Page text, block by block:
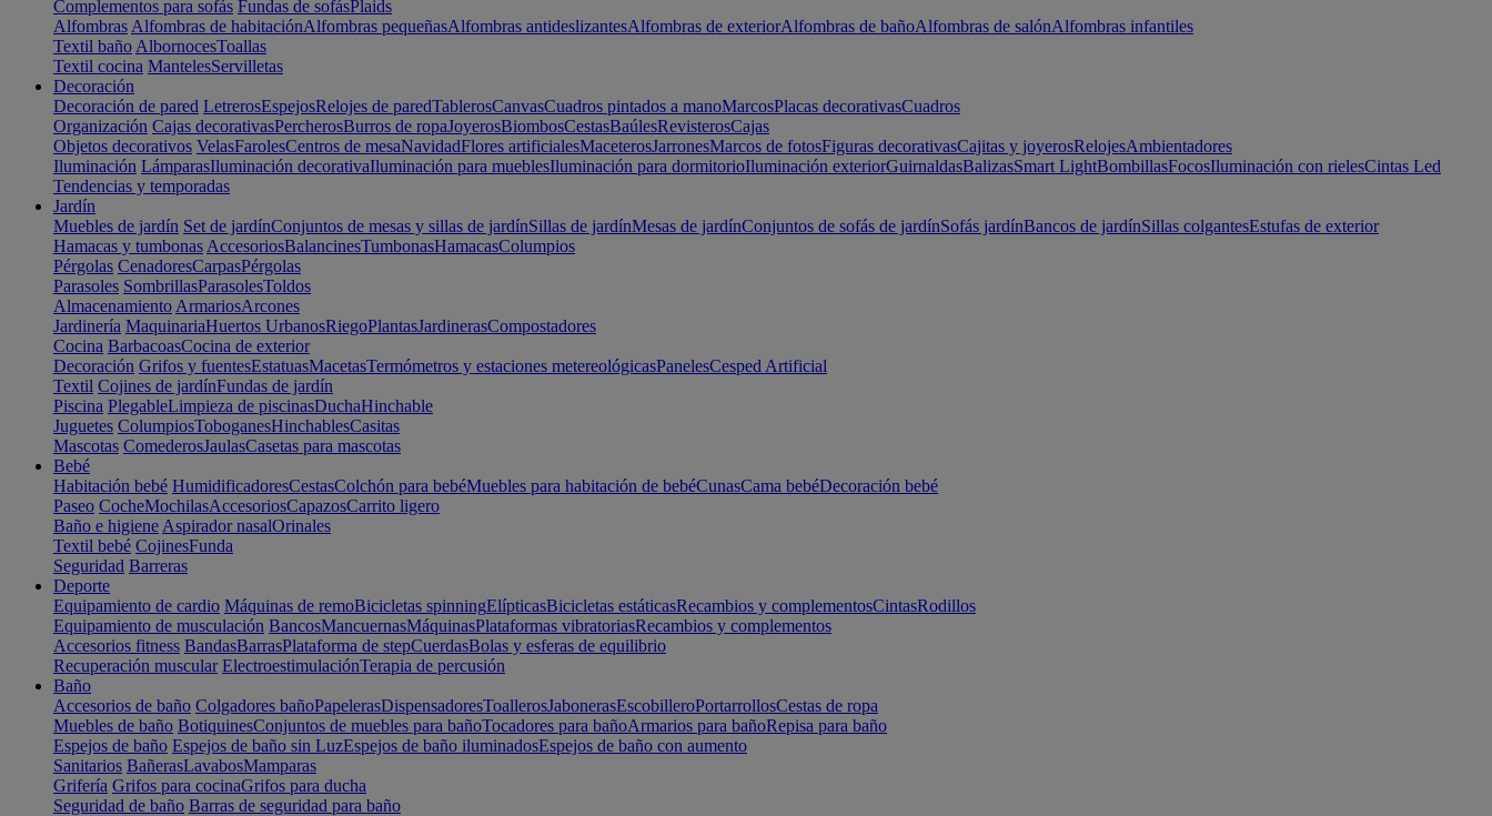
Complementos para sofás Fundas de sofásPlaids
Alfombras Alfombras de habitaciónAlfombras pequeñasAlfombras antideslizantesAlfombras de exteriorAlfombras de bañoAlfombras de salónAlfombras infantiles
Textil baño AlbornocesToallas
Textil cocina MantelesServilletas
Decoración
Decoración de pared LetrerosEspejosRelojes de paredTablerosCanvasCuadros pintados a manoMarcosPlacas decorativasCuadros
Organización Cajas decorativasPercherosBurros de ropaJoyerosBiombosCestasBaúlesRevisterosCajas
Objetos decorativos VelasFarolesCentros de mesaNavidadFlores artificialesMaceterosJarronesMarcos de fotosFiguras decorativasCajitas y joyerosRelojesAmbientadores
Iluminación LámparasIluminación decorativaIluminación para mueblesIluminación para dormitorioIluminación exteriorGuirnaldasBalizasSmart LightBombillasFocosIluminación con rielesCintas Led
Tendencias y temporadas
Jardín
Muebles de jardín Set de jardínConjuntos de mesas y sillas de jardínSillas de jardínMesas de jardínConjuntos de sofás de jardínSofás jardínBancos de jardínSillas colgantesEstufas de exterior
Hamacas y tumbonas AccesoriosBalancinesTumbonasHamacasColumpios
Pérgolas CenadoresCarpasPérgolas
Parasoles SombrillasParasolesToldos
Almacenamiento ArmariosArcones
Jardinería MaquinariaHuertos UrbanosRiegoPlantasJardinerasCompostadores
Cocina BarbacoasCocina de exterior
Decoración Grifos y fuentesEstatuasMacetasTermómetros y estaciones metereológicasPanelesCesped Artificial
Textil Cojines de jardínFundas de jardín
Piscina PlegableLimpieza de piscinasDuchaHinchable
Juguetes ColumpiosToboganesHinchablesCasitas
Mascotas ComederosJaulasCasetas para mascotas
Bebé
Habitación bebé HumidificadoresCestasColchón para bebéMuebles para habitación de bebéCunasCama bebéDecoración bebé
Paseo CocheMochilasAccesoriosCapazosCarrito ligero
Baño e higiene Aspirador nasalOrinales
Textil bebé CojinesFunda
Seguridad Barreras
Deporte
Equipamiento de cardio Máquinas de remoBicicletas spinningElípticasBicicletas estáticasRecambios y complementosCintasRodillos
Equipamiento de musculación BancosMancuernasMáquinasPlataformas vibratoriasRecambios y complementos
Accesorios fitness BandasBarrasPlataforma de stepCuerdasBolas y esferas de equilibrio
Recuperación muscular ElectroestimulaciónTerapia de percusión
Baño
Accesorios de baño Colgadores bañoPapelerasDispensadoresToallerosJabonerasEscobilleroPortarrollosCestas de ropa
Muebles de baño BotiquinesConjuntos de muebles para bañoTocadores para bañoArmarios para bañoRepisa para baño
Espejos de baño Espejos de baño sin LuzEspejos de baño iluminadosEspejos de baño con aumento
Sanitarios BañerasLavabosMamparas
Grifería Grifos para cocinaGrifos para ducha
Seguridad de baño Barras de seguridad para baño